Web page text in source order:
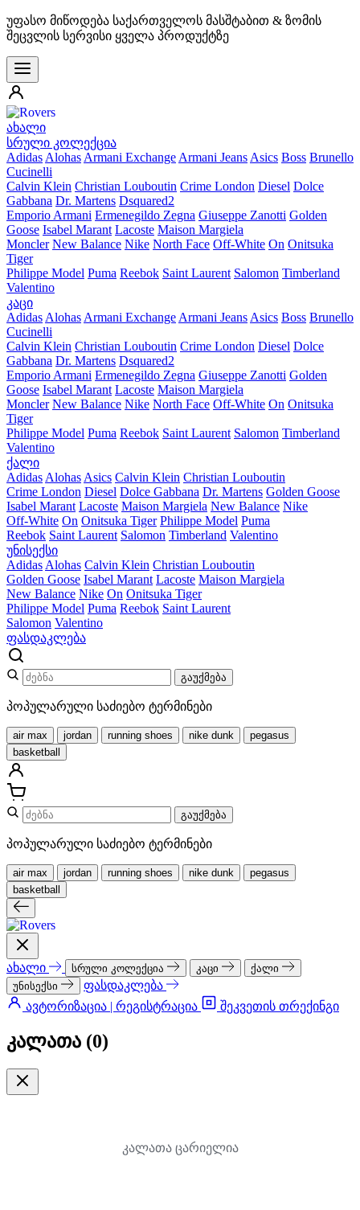
უფასო მიწოდება საქართველოს მასშტაბით & ზომის
შეცვლის სერვისი ყველა პროდუქტზე
ახალი
სრული კოლექცია
Adidas Alohas Armani Exchange Armani Jeans Asics Boss Brunello
Cucinelli
Calvin Klein Christian Louboutin Crime London Diesel Dolce
Gabbana Dr. Martens Dsquared2
Emporio Armani Ermenegildo Zegna Giuseppe Zanotti Golden
Goose Isabel Marant Lacoste Maison Margiela
Moncler New Balance Nike North Face Off-White On Onitsuka
Tiger
Philippe Model Puma Reebok Saint Laurent Salomon Timberland
Valentino
კაცი
Adidas Alohas Armani Exchange Armani Jeans Asics Boss Brunello
Cucinelli
Calvin Klein Christian Louboutin Crime London Diesel Dolce
Gabbana Dr. Martens Dsquared2
Emporio Armani Ermenegildo Zegna Giuseppe Zanotti Golden
Goose Isabel Marant Lacoste Maison Margiela
Moncler New Balance Nike North Face Off-White On Onitsuka
Tiger
Philippe Model Puma Reebok Saint Laurent Salomon Timberland
Valentino
ქალი
Adidas Alohas Asics Calvin Klein Christian Louboutin
Crime London Diesel Dolce Gabbana Dr. Martens Golden Goose
Isabel Marant Lacoste Maison Margiela New Balance Nike
Off-White On Onitsuka Tiger Philippe Model Puma
Reebok Saint Laurent Salomon Timberland Valentino
უნისექსი
Adidas Alohas Calvin Klein Christian Louboutin
Golden Goose Isabel Marant Lacoste Maison Margiela
New Balance Nike On Onitsuka Tiger
Philippe Model Puma Reebok Saint Laurent
Salomon Valentino
ფასდაკლება
გაუქმება
პოპულარული საძიებო ტერმინები
air max jordan running shoes nike dunk
pegasus
basketball
გაუქმება
პოპულარული საძიებო ტერმინები
air max jordan running shoes nike dunk
pegasus
basketball
ახალი სრული კოლექცია კაცი
ქალი
უნისექსი
ფასდაკლება
ავტორიზაცია | რეგისტრაცია
შეკვეთის თრექინგი
კალათა (0)
კალათა ცარიელია